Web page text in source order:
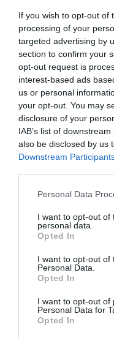
If you wish to opt-out of
processing of your
targeted advertising by
section to confirm your
opt-out request is
interest-based ads
us or personal
your opt-out. You may
disclosure of your
IAB’s list of
also be disclosed by us
Downstream
Personal Data
I want to opt-out of
personal data.
Opted In
I want to opt-out of
Personal Data.
Opted In
I want to opt-out of
Personal Data for
Opted In